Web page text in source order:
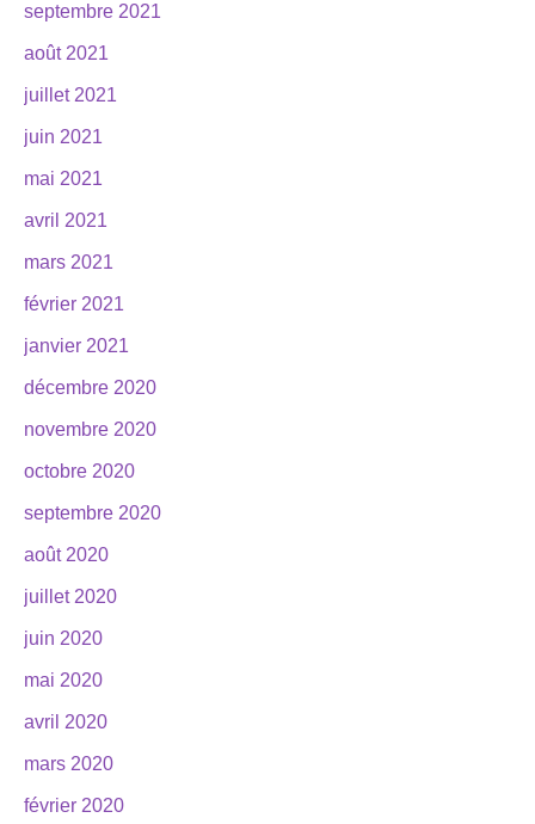
septembre 2021
août 2021
juillet 2021
juin 2021
mai 2021
avril 2021
mars 2021
février 2021
janvier 2021
décembre 2020
novembre 2020
octobre 2020
septembre 2020
août 2020
juillet 2020
juin 2020
mai 2020
avril 2020
mars 2020
février 2020